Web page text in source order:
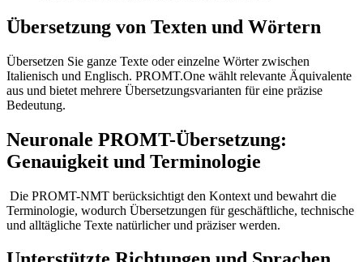
Übersetzung von Texten und Wörtern
Übersetzen Sie ganze Texte oder einzelne Wörter zwischen
Italienisch und Englisch. PROMT.One wählt relevante Äquivalente
aus und bietet mehrere Übersetzungsvarianten für eine präzise
Bedeutung.
Neuronale PROMT-Übersetzung:
Genauigkeit und Terminologie
Die PROMT-NMT berücksichtigt den Kontext und bewahrt die
Terminologie, wodurch Übersetzungen für geschäftliche, technische
und alltägliche Texte natürlicher und präziser werden.